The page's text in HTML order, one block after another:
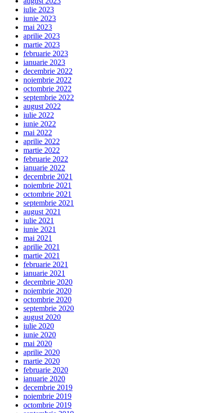
iulie 2023
iunie 2023
mai 2023
aprilie 2023
martie 2023
februarie 2023
ianuarie 2023
decembrie 2022
noiembrie 2022
octombrie 2022
septembrie 2022
august 2022
iulie 2022
iunie 2022
mai 2022
aprilie 2022
martie 2022
februarie 2022
ianuarie 2022
decembrie 2021
noiembrie 2021
octombrie 2021
septembrie 2021
august 2021
iulie 2021
iunie 2021
mai 2021
aprilie 2021
martie 2021
februarie 2021
ianuarie 2021
decembrie 2020
noiembrie 2020
octombrie 2020
septembrie 2020
august 2020
iulie 2020
iunie 2020
mai 2020
aprilie 2020
martie 2020
februarie 2020
ianuarie 2020
decembrie 2019
noiembrie 2019
octombrie 2019